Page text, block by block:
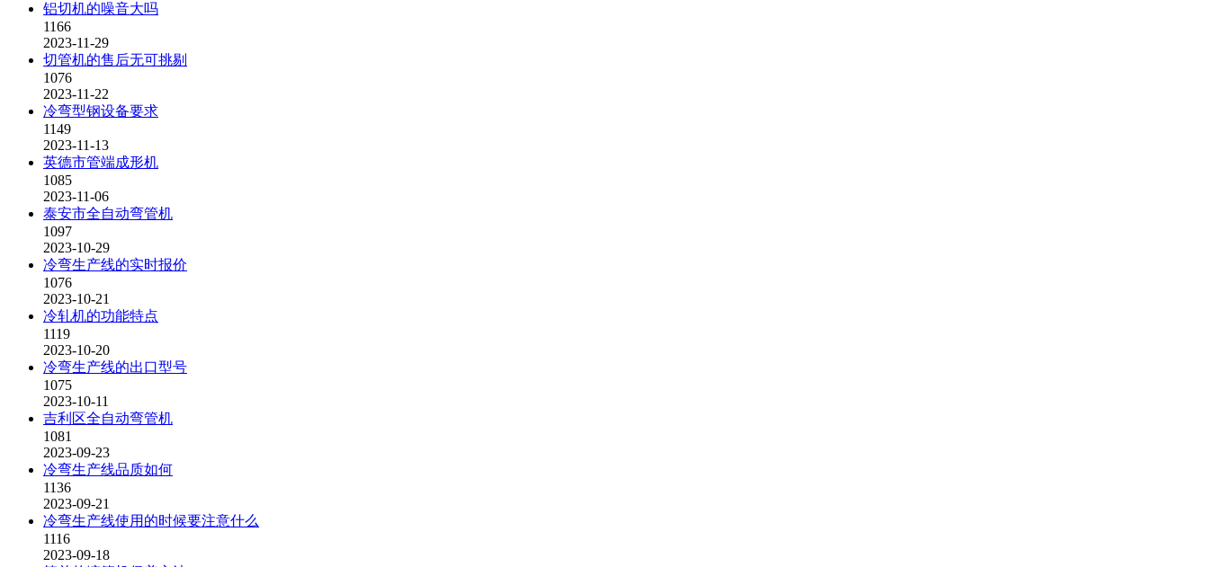
铝切机的噪音大吗
1166
2023-11-29
切管机的售后无可挑剔
1076
2023-11-22
冷弯型钢设备要求
1149
2023-11-13
英德市管端成形机
1085
2023-11-06
泰安市全自动弯管机
1097
2023-10-29
冷弯生产线的实时报价
1076
2023-10-21
冷轧机的功能特点
1119
2023-10-20
冷弯生产线的出口型号
1075
2023-10-11
吉利区全自动弯管机
1081
2023-09-23
冷弯生产线品质如何
1136
2023-09-21
冷弯生产线使用的时候要注意什么
1116
2023-09-18